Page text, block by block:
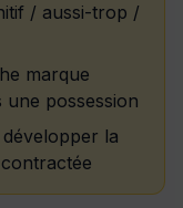
/ aussi-trop /
marque
possession
la